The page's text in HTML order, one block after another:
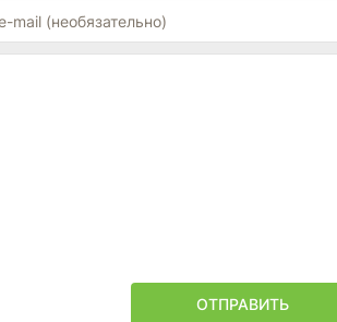
ОТПРАВИТЬ